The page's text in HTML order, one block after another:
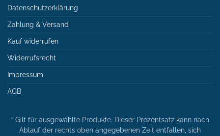
Datenschutzerklärung
Zahlung & Versand
Kauf widerrufen
Widerrufsrecht
Impressum
AGB
* Gilt für ausgewählte Produkte. Dieser Prozentsatz kann nach
Ablauf der rechts oben angegebenen Zeit entfallen, sich